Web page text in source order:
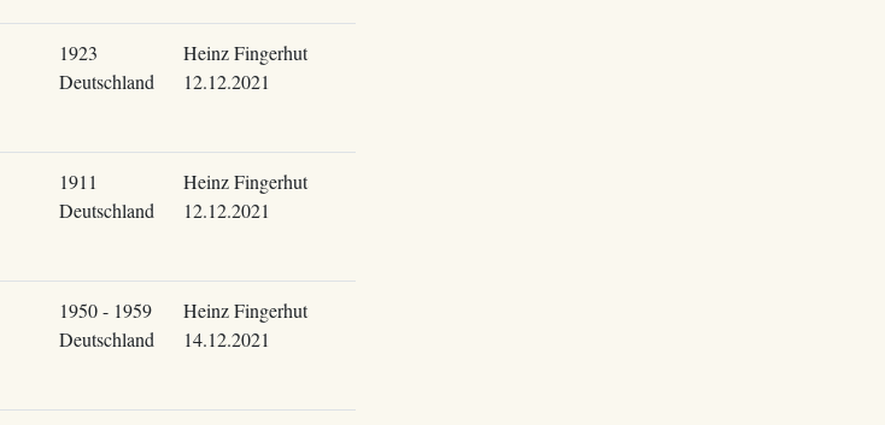
1923
Deutschland
Heinz Fingerhut
12.12.2021
1911
Deutschland
Heinz Fingerhut
12.12.2021
1950 - 1959
Deutschland
Heinz Fingerhut
14.12.2021